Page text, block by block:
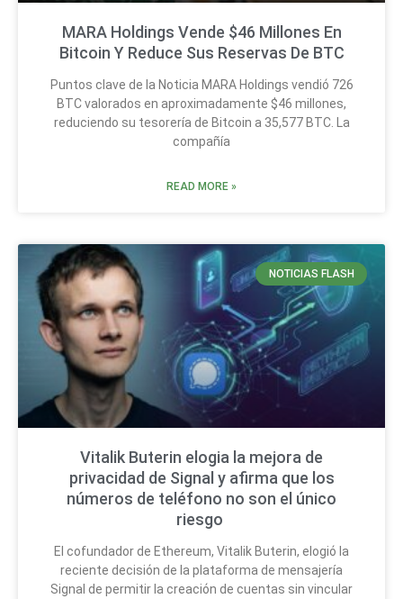
MARA Holdings Vende $46 Millones En
Bitcoin Y Reduce Sus Reservas De BTC
Puntos clave de la Noticia MARA Holdings vendió 726
BTC valorados en aproximadamente $46 millones,
reduciendo su tesorería de Bitcoin a 35,577 BTC. La
compañía
READ MORE »
NOTICIAS FLASH
Vitalik Buterin elogia la mejora de
privacidad de Signal y afirma que los
números de teléfono no son el único
riesgo
El cofundador de Ethereum, Vitalik Buterin, elogió la
reciente decisión de la plataforma de mensajería
Signal de permitir la creación de cuentas sin vincular